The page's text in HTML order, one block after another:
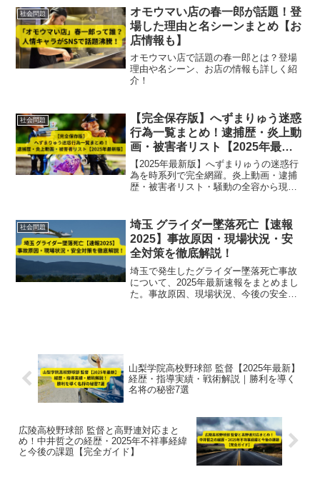
社会問題
オモウマい店の春一郎が話題！登
場した理由と名シーンまとめ【お
店情報も】
オモウマい店で話題の春一郎とは？登場
理由や名シーン、お店の情報も詳しく紹
介！
社会問題
【完全保存版】へずまりゅう迷惑
行為一覧まとめ！逮捕歴・炎上動
画・被害者リスト【2025年最新
版】
【2025年最新版】へずまりゅうの迷惑行
為を時系列で完全網羅。炎上動画・逮捕
歴・被害者リスト・騒動の全容から現在
社会問題
埼玉 グライダー墜落死亡【速報
2025】事故原因・現場状況・安
全対策を徹底解説！
埼玉で発生したグライダー墜落死亡事故
について、2025年最新速報をまとめまし
た。事故原因、現場状況、今後の安全対
山梨学院高校野球部 監督【2025年最新】
経歴・指導実績・戦術解説｜勝利を導く
名将の秘密7選
広陵高校野球部 監督と高野連対応まと
め！中井哲之の経歴・2025年不祥事経緯
と今後の課題【完全ガイド】